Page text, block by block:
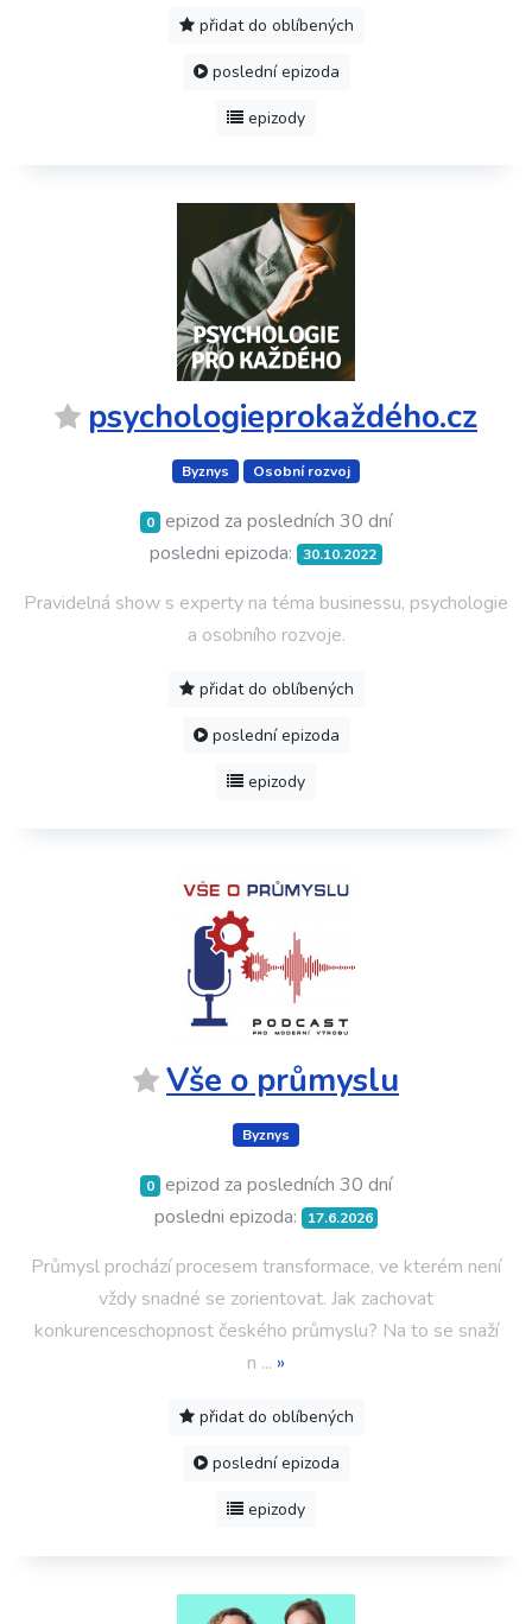
přidat do oblíbených
poslední epizoda
epizody
psychologieprokaždého.cz
Byznys Osobní rozvoj
0 epizod za posledních 30 dní
posledni epizoda: 30.10.2022
Pravidelná show s experty na téma businessu, psychologie
a osobního rozvoje.
přidat do oblíbených
poslední epizoda
epizody
Vše o průmyslu
Byznys
0 epizod za posledních 30 dní
posledni epizoda:
17.6.2026
Průmysl prochází procesem transformace, ve kterém není
vždy snadné se zorientovat. Jak zachovat
konkurenceschopnost českého průmyslu? Na to se snaží
n ... »
přidat do oblíbených
poslední epizoda
epizody